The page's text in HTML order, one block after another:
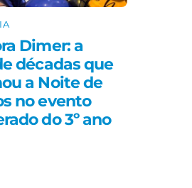
Dimer: a
décadas que
a Noite de
no evento
do 3º ano